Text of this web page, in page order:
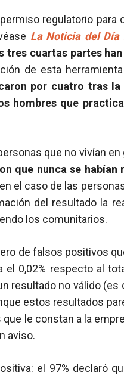
regulatorio para
La Noticia del Día
tres cuartas partes
de esta
por cuatro tras
hombres que
que no vivían en
que nunca se habían
el caso de las
del resultado la
los comunitarios.
de falsos positivos
0,02% respecto al
resultado no válido (es
estos resultados
le constan a la
aviso.
el 97% declaró